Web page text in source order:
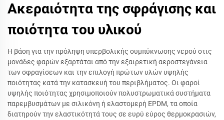
Ακεραιότητα της σφράγισης και
ποιότητα του υλικού
Η βάση για την πρόληψη υπερβολικής συμπύκνωσης νερού στις
μονάδες φαρών εξαρτάται από την εξαιρετική αεροστεγάνεια
των σφραγίσεων και την επιλογή πρώτων υλών υψηλής
ποιότητας κατά την κατασκευή του περιβλήματος. Οι φαροί
υψηλής ποιότητας χρησιμοποιούν πολυστρωματικά συστήματα
παρεμβυσμάτων με σιλικόνη ή ελαστομερή EPDM, τα οποία
διατηρούν την ελαστικότητά τους σε ευρύ εύρος θερμοκρασιών,